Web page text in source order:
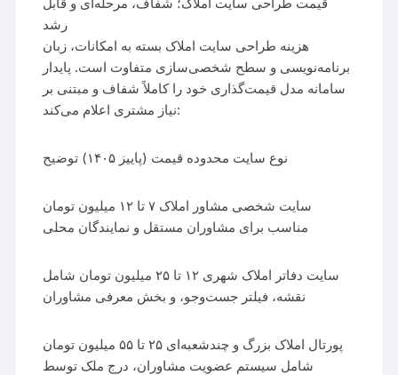
رشد
هزینه طراحی سایت املاک بسته به امکانات، زبان
برنامه‌نویسی و سطح شخصی‌سازی متفاوت است. پایدار
سامانه مدل قیمت‌گذاری خود را کاملاً شفاف و مبتنی بر
نیاز مشتری اعلام می‌کند:
نوع سایت محدوده قیمت (پاییز ۱۴۰۵) توضیح
سایت شخصی مشاور املاک ۷ تا ۱۲ میلیون تومان
مناسب برای مشاوران مستقل و نمایندگان محلی
سایت دفاتر املاک شهری ۱۲ تا ۲۵ میلیون تومان شامل
نقشه، فیلتر جست‌وجو، و بخش معرفی مشاوران
پورتال املاک بزرگ و چندشعبه‌ای ۲۵ تا ۵۵ میلیون تومان
شامل سیستم عضویت مشاوران، درج ملک توسط